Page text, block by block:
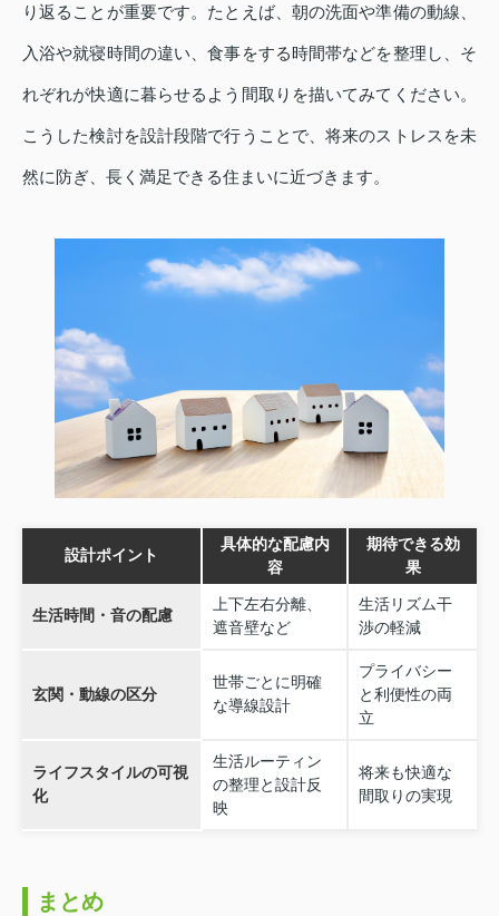
り返ることが重要です。たとえば、朝の洗面や準備の動線、
入浴や就寝時間の違い、食事をする時間帯などを整理し、そ
れぞれが快適に暮らせるよう間取りを描いてみてください。
こうした検討を設計段階で行うことで、将来のストレスを未
然に防ぎ、長く満足できる住まいに近づきます。
設計ポイント
具体的な配慮内
容
期待できる効
果
生活時間・音の配慮
上下左右分離、
遮音壁など
生活リズム干
渉の軽減
玄関・動線の区分
世帯ごとに明確
な導線設計
プライバシー
と利便性の両
立
ライフスタイルの可視
化
生活ルーティン
の整理と設計反
映
将来も快適な
間取りの実現
まとめ